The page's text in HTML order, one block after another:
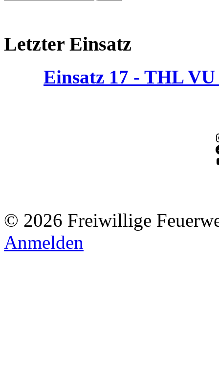
Letzter Einsatz
Einsatz 17 - THL
© 2026 Freiwillige
Anmelden